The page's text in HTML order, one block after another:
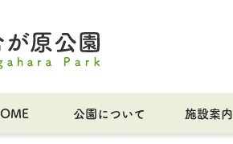
公園について 施設案内